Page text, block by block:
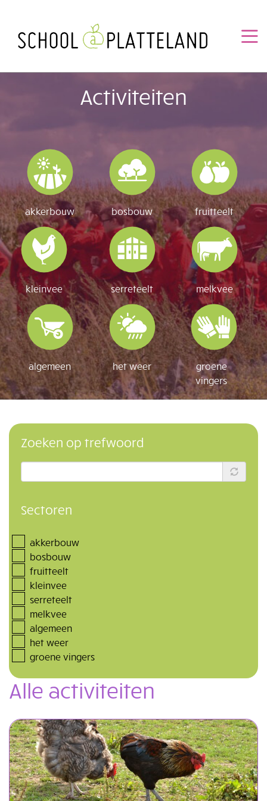
naar
Activiteiten
akkerbouw bosbouw fruitteelt
kleinvee serreteelt melkvee
algemeen het weer
groene
vingers
Zoeken op trefwoord
Sectoren
akkerbouw
bosbouw
fruitteelt
kleinvee
serreteelt
melkvee
algemeen
het weer
groene vingers
Alle activiteiten